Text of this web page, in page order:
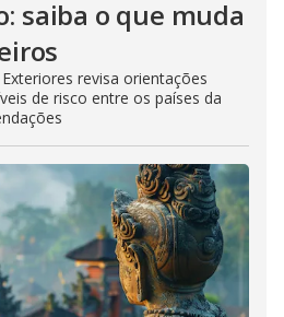
saiba o que muda
revisa orientações
de risco entre os países da